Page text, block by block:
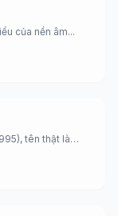
của nền âm...
tên thật là